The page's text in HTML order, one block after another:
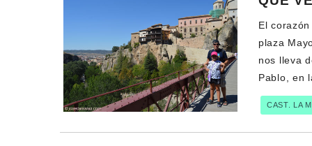
El
plaza
nos lleva
Pablo, en
CAST. LA